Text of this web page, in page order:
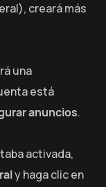
creará más
una
está
anuncios.
activada,
y haga clic en